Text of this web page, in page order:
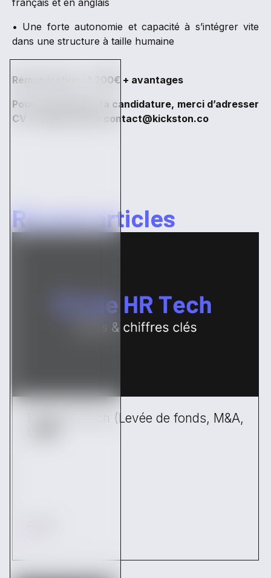
français et en anglais
• Une forte autonomie et capacité à s’intégrer vite
dans une structure à taille humaine
Rémunération : 1.200€ + avantages
Pour transmettre ta candidature, merci d’adresser
CV + LM par mail à contact@kickston.co
Recent articles
Étude HR Tech (Levée de fonds, M&A,